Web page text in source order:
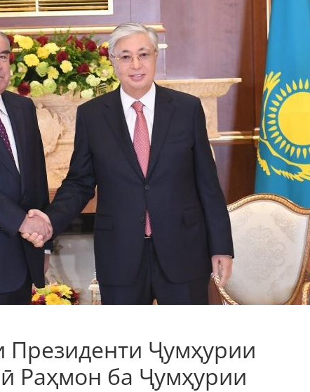
Президенти Ҷумҳурии
Раҳмон ба Ҷумҳурии